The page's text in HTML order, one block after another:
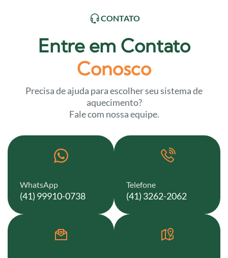
CONTATO
Entre em Contato
Conosco
Precisa de ajuda para escolher seu sistema de
aquecimento?
Fale com nossa equipe.
WhatsApp
(41) 99910-0738
Telefone
(41) 3262-2062